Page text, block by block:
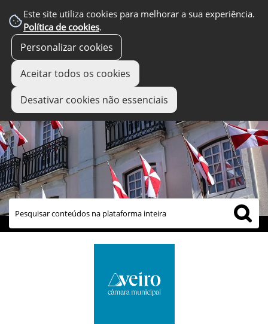
Este site utiliza cookies para melhorar a sua experiência.
Política de cookies.
Personalizar cookies
Aceitar todos os cookies
Desativar cookies não essenciais
links úteis